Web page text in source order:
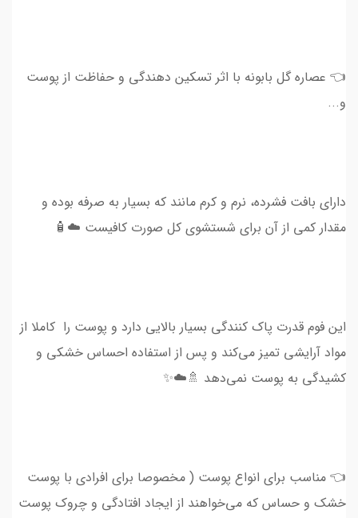
👈 عصاره گل بابونه با اثر تسکین دهندگی و حفاظت از پوست
و...
دارای بافت فشرده، نرم و کرم مانند که بسیار به صرفه بوده و
مقدار کمی از آن برای شستشوی کل صورت کافیست ☁️🧴
این فوم قدرت پاک کنندگی بسیار بالایی دارد و پوست را کاملا از
مواد آرایشی تمیز می‌کند و پس از استفاده احساس خشکی و
کشیدگی به پوست نمی‌دهد 🚿☁️✨
👈 مناسب برای انواع پوست ( مخصوصا برای افرادی با پوست
خشک و حساس که می‌خواهند از ایجاد افتادگی و چروک پوست